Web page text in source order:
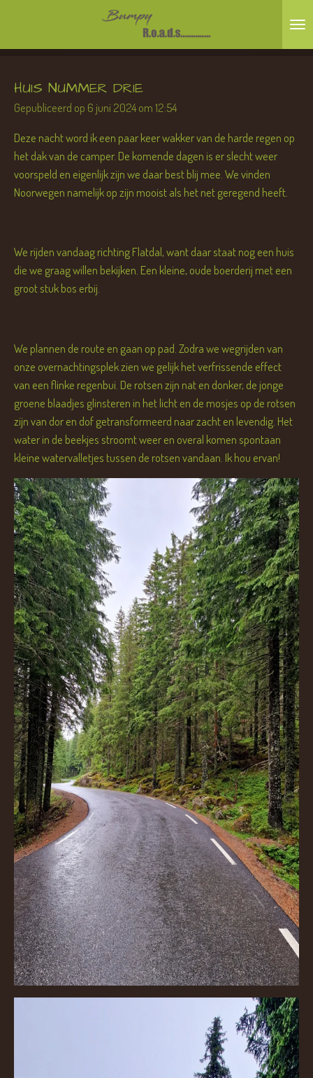
naar
hoofdinhoud
HUIS NUMMER DRIE
Gepubliceerd op 6 juni 2024 om 12:54
Deze nacht word ik een paar keer wakker van de harde regen op
het dak van de camper. De komende dagen is er slecht weer
voorspeld en eigenlijk zijn we daar best blij mee. We vinden
Noorwegen namelijk op zijn mooist als het net geregend heeft.
We rijden vandaag richting Flatdal, want daar staat nog een huis
die we graag willen bekijken. Een kleine, oude boerderij met een
groot stuk bos erbij.
We plannen de route en gaan op pad. Zodra we wegrijden van
onze overnachtingsplek zien we gelijk het verfrissende effect
van een flinke regenbui. De rotsen zijn nat en donker, de jonge
groene blaadjes glinsteren in het licht en de mosjes op de rotsen
zijn van dor en dof getransformeerd naar zacht en levendig. Het
water in de beekjes stroomt weer en overal komen spontaan
kleine watervalletjes tussen de rotsen vandaan. Ik hou ervan!